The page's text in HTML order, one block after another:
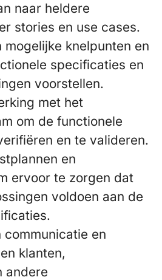
naar heldere
stories en use cases.
knelpunten en
specificaties en
voorstellen.
met het
om de functionele
en te valideren.
en
ervoor te zorgen dat
voldoen aan de
communicatie en
klanten,
andere